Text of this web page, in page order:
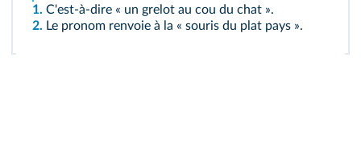
1. C'est-à-dire « un grelot au cou du chat ».
2. Le pronom renvoie à la « souris du plat pays ».